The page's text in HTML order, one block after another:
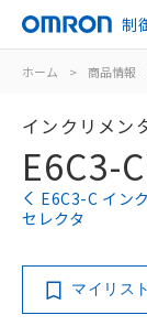
制
ホーム > 商品情報
インクリメン
E6C3-
E6C3-C イン
セレクタ
マイリス